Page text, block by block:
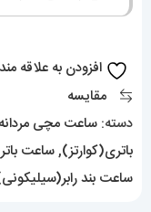
Shock
020109
افزودن به علاقه
مقایسه
دسته: ساعت مچی مردانه
باتری(کوارتز),ساعت
ساعت بند